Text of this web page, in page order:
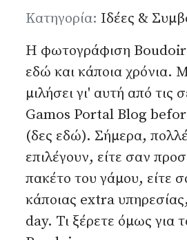
Λεπτομέρειες
Κατηγορία: Ιδέες &
Η φωτογράφιση Boudoir
εδώ και κάποια χρόνια.
μιλήσει γι' αυτή από τις
Gamos Portal Blog
(δες εδώ). Σήμερα,
επιλέγουν, είτε σαν
πακέτο του γάμου, είτε
κάποιας extra
day. Τι ξέρετε όμως για